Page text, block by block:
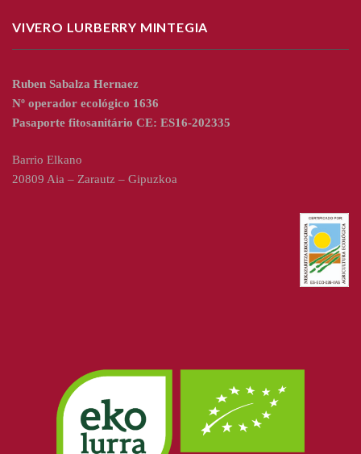
VIVERO LURBERRY MINTEGIA
Ruben Sabalza Hernaez
Nº operador ecológico 1636
Pasaporte fitosanitário CE: ES16-202335
Barrio Elkano
20809 Aia – Zarautz – Gipuzkoa